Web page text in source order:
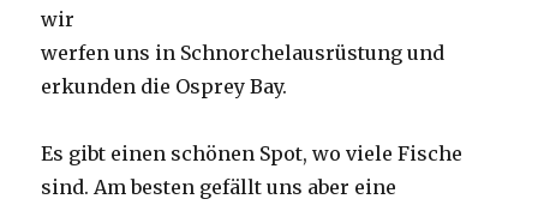
wir
werfen uns in Schnorchelausrüstung und
erkunden die Osprey Bay.
Es gibt einen schönen Spot, wo viele Fische
sind. Am besten gefällt uns aber eine